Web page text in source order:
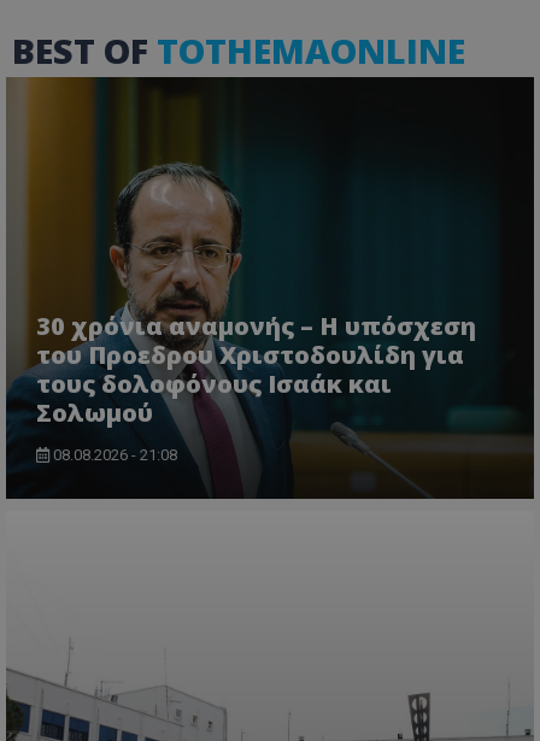
BEST OF TOTHEMAONLINE
30 χρόνια αναμονής – Η υπόσχεση
του Προεδρου Χριστοδουλίδη για
τους δολοφόνους Ισαάκ και
Σολωμού
08.08.2026 - 21:08